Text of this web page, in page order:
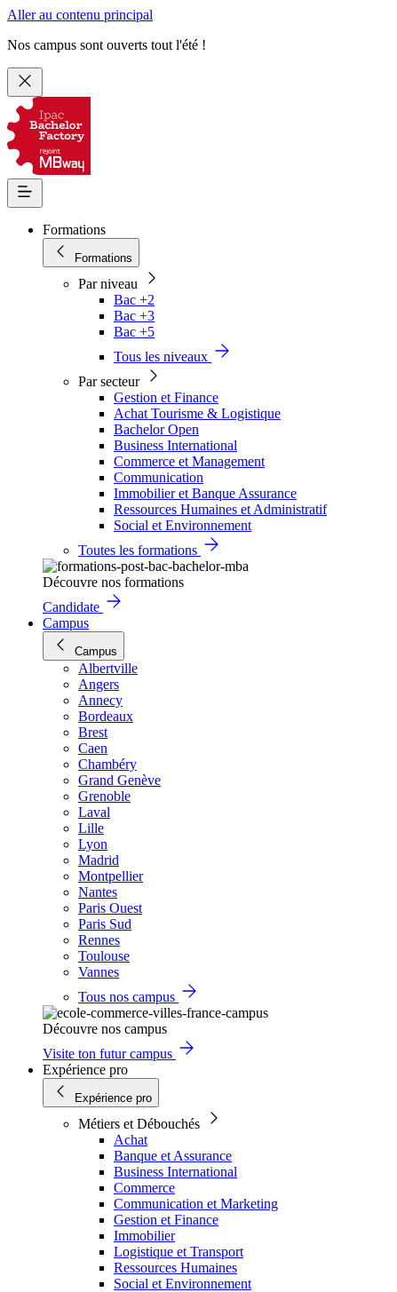
Aller au contenu principal
Nos campus sont ouverts tout l'été !
Formations
Formations
Par niveau
Bac +2
Bac +3
Bac +5
Tous les niveaux
Par secteur
Gestion et Finance
Achat Tourisme & Logistique
Bachelor Open
Business International
Commerce et Management
Communication
Immobilier et Banque Assurance
Ressources Humaines et Administratif
Social et Environnement
Toutes les formations
Découvre nos formations
Candidate
Campus
Campus
Albertville
Angers
Annecy
Bordeaux
Brest
Caen
Chambéry
Grand Genève
Grenoble
Laval
Lille
Lyon
Madrid
Montpellier
Nantes
Paris Ouest
Paris Sud
Rennes
Toulouse
Vannes
Tous nos campus
Découvre nos campus
Visite ton futur campus
Expérience pro
Expérience pro
Métiers et Débouchés
Achat
Banque et Assurance
Business International
Commerce
Communication et Marketing
Gestion et Finance
Immobilier
Logistique et Transport
Ressources Humaines
Social et Environnement